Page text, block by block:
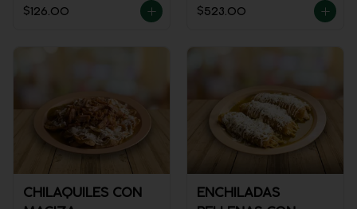
$126.00 $523.00
CHILAQUILES CON
ENCHILADAS